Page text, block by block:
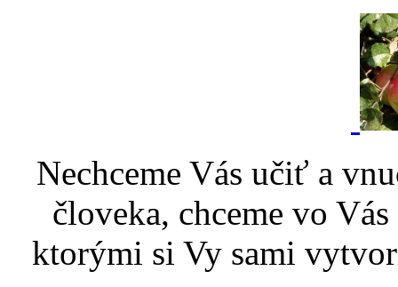
Nechceme Vás učiť a
človeka, chceme vo
ktorými si Vy sami